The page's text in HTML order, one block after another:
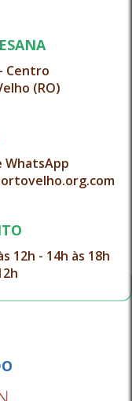
Centro
(RO)
WhatsApp
12h - 14h às 18h